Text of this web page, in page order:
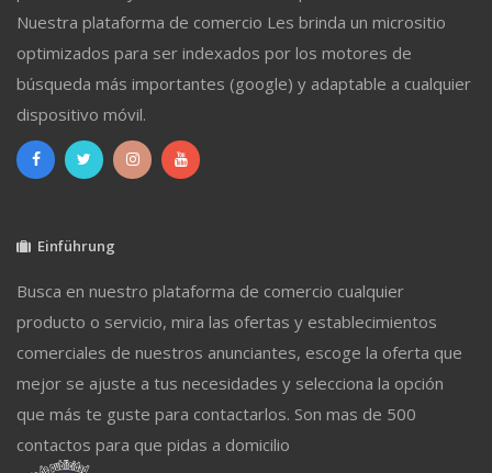
Nuestra plataforma de comercio Les brinda un micrositio
optimizados para ser indexados por los motores de
búsqueda más importantes (google) y adaptable a cualquier
dispositivo móvil.
Einführung
Busca en nuestro plataforma de comercio cualquier
producto o servicio, mira las ofertas y establecimientos
comerciales de nuestros anunciantes, escoge la oferta que
mejor se ajuste a tus necesidades y selecciona la opción
que más te guste para contactarlos. Son mas de 500
contactos para que pidas a domicilio